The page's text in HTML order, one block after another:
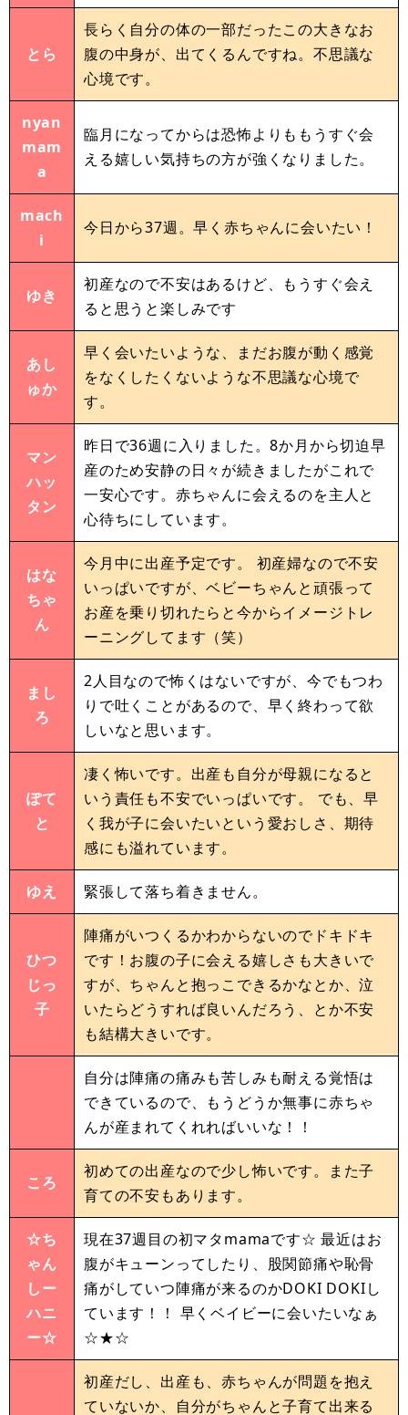
とら
長らく自分の体の一部だったこの大きなお
腹の中身が、出てくるんですね。不思議な
心境です。
nyan
mam
a
臨月になってからは恐怖よりももうすぐ会
える嬉しい気持ちの方が強くなりました。
mach
i
今日から37週。早く赤ちゃんに会いたい！
ゆき
初産なので不安はあるけど、もうすぐ会え
ると思うと楽しみです
あし
ゅか
早く会いたいような、まだお腹が動く感覚
をなくしたくないような不思議な心境で
す。
マン
ハッ
タン
昨日で36週に入りました。8か月から切迫早
産のため安静の日々が続きましたがこれで
一安心です。赤ちゃんに会えるのを主人と
心待ちにしています。
はな
ちゃ
ん
今月中に出産予定です。 初産婦なので不安
いっぱいですが、ベビーちゃんと頑張って
お産を乗り切れたらと今からイメージトレ
ーニングしてます（笑）
まし
ろ
2人目なので怖くはないですが、今でもつわ
りで吐くことがあるので、早く終わって欲
しいなと思います。
ぽて
と
凄く怖いです。出産も自分が母親になると
いう責任も不安でいっぱいです。 でも、早
く我が子に会いたいという愛おしさ、期待
感にも溢れています。
ゆえ 緊張して落ち着きません。
ひつ
じっ
子
陣痛がいつくるかわからないのでドキドキ
です！お腹の子に会える嬉しさも大きいで
すが、ちゃんと抱っこできるかなとか、泣
いたらどうすれば良いんだろう、とか不安
も結構大きいです。
自分は陣痛の痛みも苦しみも耐える覚悟は
できているので、もうどうか無事に赤ちゃ
んが産まれてくれればいいな！！
ころ
初めての出産なので少し怖いです。また子
育ての不安もあります。
☆ち
ゃん
しー
ハニ
ー☆
現在37週目の初マタmamaです☆ 最近はお
腹がキューンってしたり、股関節痛や恥骨
痛がしていつ陣痛が来るのかDOKI DOKIし
ています！！ 早くベイビーに会いたいなぁ
☆★☆
初産だし、出産も、赤ちゃんが問題を抱え
ていないか、自分がちゃんと子育て出来る